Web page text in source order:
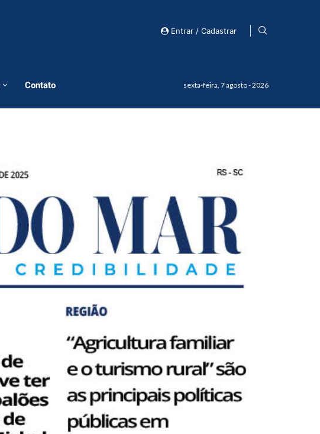
Entrar / Cadastrar
Contato sexta-feira, 7 agosto - 2026